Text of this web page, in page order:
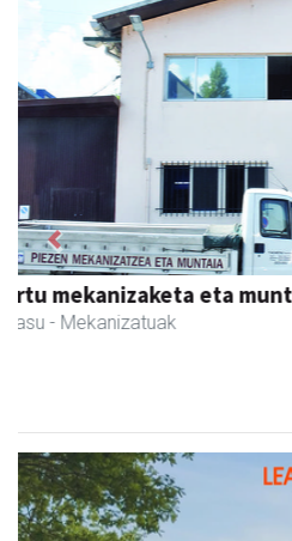
Akam espazioa
Amasa-Villabona - Arropa-dendak
Previous